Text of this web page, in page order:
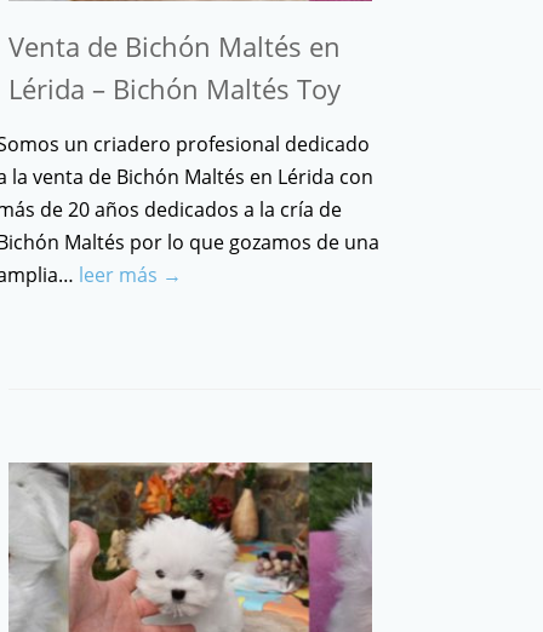
Venta de Bichón Maltés en
Lérida – Bichón Maltés Toy
un criadero profesional dedicado
la venta de Bichón Maltés en Lérida con
de 20 años dedicados a la cría de
Maltés por lo que gozamos de una
leer más →